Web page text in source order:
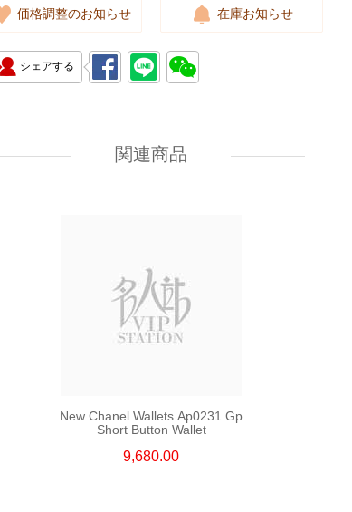
価格調整のお知らせ 在庫お知らせ
シェアする
関連商品
7,080.00
New Chanel Wallets Ap0231 Gp
Short Button Wallet
9,680.00